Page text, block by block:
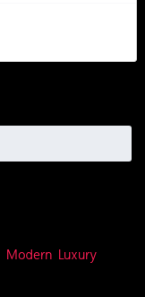
Luxury